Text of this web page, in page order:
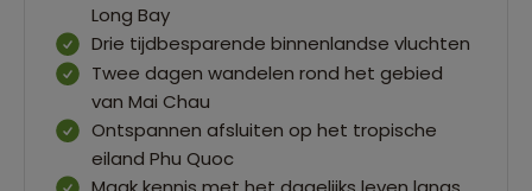
Long Bay
Drie tijdbesparende binnenlandse vluchten
Twee dagen wandelen rond het gebied
van Mai Chau
Ontspannen afsluiten op het tropische
eiland Phu Quoc